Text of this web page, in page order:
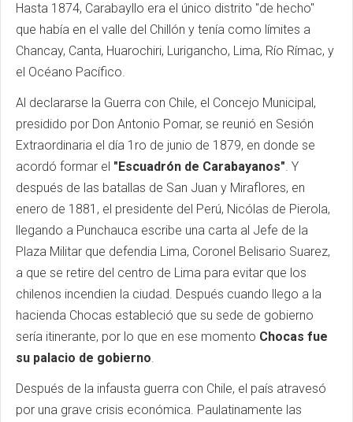
Hasta 1874, Carabayllo era el único distrito "de hecho"
que había en el valle del Chillón y tenía como límites a
Chancay, Canta, Huarochiri, Lurigancho, Lima, Río Rímac, y
el Océano Pacífico.
Al declararse la Guerra con Chile, el Concejo Municipal,
presidido por Don Antonio Pomar, se reunió en Sesión
Extraordinaria el día 1ro de junio de 1879, en donde se
acordó formar el "Escuadrón de Carabayanos". Y
después de las batallas de San Juan y Miraflores, en
enero de 1881, el presidente del Perú, Nicólas de Pierola,
llegando a Punchauca escribe una carta al Jefe de la
Plaza Militar que defendia Lima, Coronel Belisario Suarez,
a que se retire del centro de Lima para evitar que los
chilenos incendien la ciudad. Después cuando llego a la
hacienda Chocas estableció que su sede de gobierno
sería itinerante, por lo que en ese momento Chocas fue
su palacio de gobierno.
Después de la infausta guerra con Chile, el país atravesó
por una grave crisis económica. Paulatinamente las